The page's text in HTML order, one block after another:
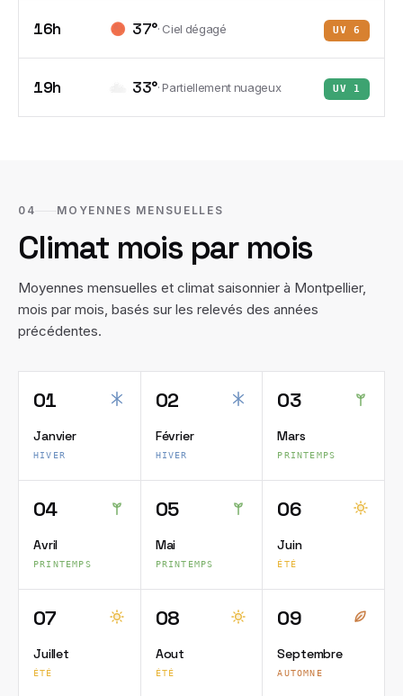
16h 37°· Ciel dégagé UV6
19h 33°·Partiellement nuageux UV 1
04 MOYENNES MENSUELLES
Climat mois par mois
Moyennes mensuelles et climat saisonnier à Montpellier,
mois par mois, basés sur les relevés des années
précédentes.
01
Janvier
HIVER
02
Février
HIVER
03
Mars
PRINTEMPS
04
Avril
PRINTEMPS
05
Mai
PRINTEMPS
06
Juin
ÉTÉ
07
Juillet
ÉTÉ
08
Aout
ÉTÉ
09
Septembre
AUTOMNE